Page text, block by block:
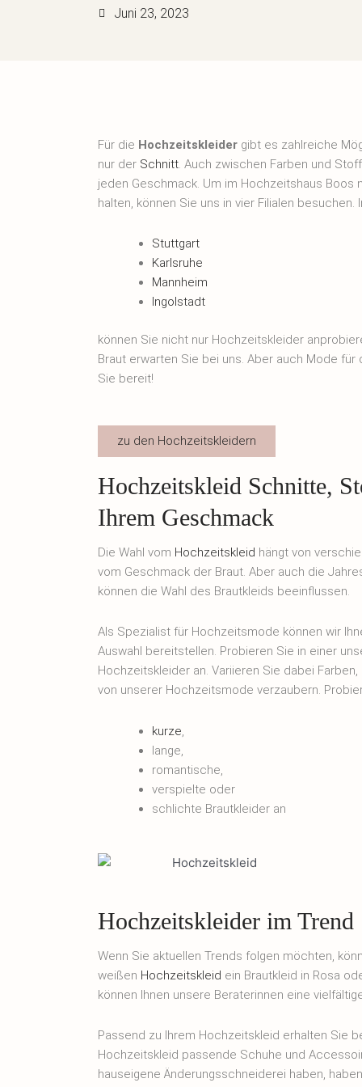
Juni 23, 2023
Für die Hochzeitskleidergibt es zahlreiche
nur der Schnitt. Auch zwischen Farben und
jeden Geschmack. Um im Hochzeitshaus Boos
halten, können Sie uns in vier Filialen besuchen.
Stuttgart
Karlsruhe
Mannheim
Ingolstadt
können Sie nicht nur Hochzeitskleider
Braut erwarten Sie bei uns. Aber auch Mode
Sie bereit!
zu den Hochzeitskleidern
Hochzeitskleid Schnitte,
Ihrem Geschmack
Die Wahl vom Hochzeitskleid hängt von
vom Geschmack der Braut. Aber auch die
können die Wahl des Brautkleids beeinflussen.
Als Spezialist für Hochzeitsmode können wir
Auswahl bereitstellen. Probieren Sie in einer
Hochzeitskleider an. Variieren Sie dabei
von unserer Hochzeitsmode verzaubern.
kurze
lange,
romantische,
verspielte oder
schlichte Brautkleider an
Hochzeitskleider im Trend
Wenn Sie aktuellen Trends folgen möchten,
weißen Hochzeitskleid ein Brautkleid in Rosa
können Ihnen unsere Beraterinnen eine
Passend zu Ihrem Hochzeitskleid erhalten Sie
Hochzeitskleid passende Schuhe und
hauseigene Änderungsschneiderei haben,